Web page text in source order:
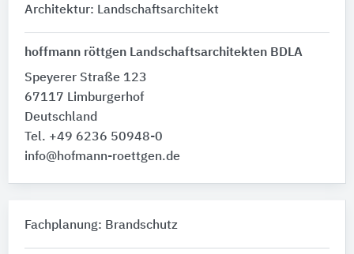
Architektur: Landschaftsarchitekt
hoffmann röttgen Landschaftsarchitekten BDLA
Speyerer Straße 123
67117 Limburgerhof
Deutschland
Tel. +49 6236 50948-0
info@hofmann-roettgen.de
Fachplanung: Brandschutz